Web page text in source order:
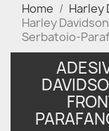
Home Harley
Harley
Serbatoio-